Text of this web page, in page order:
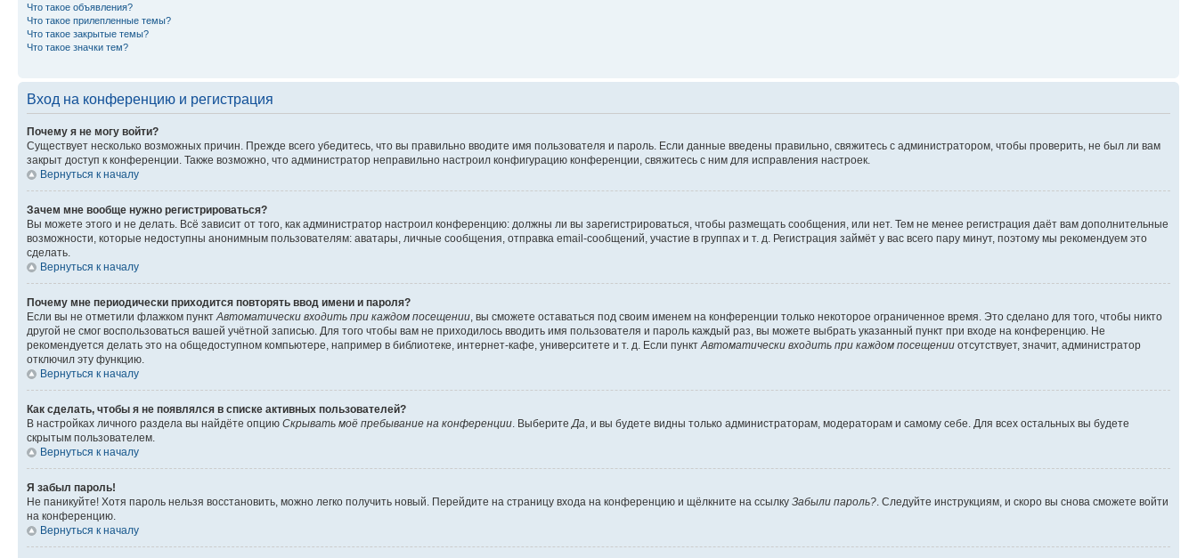
Что такое объявления?
Что такое прилепленные темы?
Что такое закрытые темы?
Что такое значки тем?
Вход на конференцию и регистрация
Почему я не могу войти?
Существует несколько возможных причин. Прежде всего убедитесь, что вы правильно вводите имя пользователя и пароль. Если данные введены правильно, свяжитесь с администратором, чтобы проверить, не был ли вам
закрыт доступ к конференции. Также возможно, что администратор неправильно настроил конфигурацию конференции, свяжитесь с ним для исправления настроек.
Вернуться к началу
Зачем мне вообще нужно регистрироваться?
Вы можете этого и не делать. Всё зависит от того, как администратор настроил конференцию: должны ли вы зарегистрироваться, чтобы размещать сообщения, или нет. Тем не менее регистрация даёт вам дополнительные
возможности, которые недоступны анонимным пользователям: аватары, личные сообщения, отправка email-сообщений, участие в группах и т. д. Регистрация займёт у вас всего пару минут, поэтому мы рекомендуем это
сделать.
Вернуться к началу
Почему мне периодически приходится повторять ввод имени и пароля?
Если вы не отметили флажком пункт Автоматически входить при каждом посещении , вы сможете оставаться под своим именем на конференции только некоторое ограниченное время. Это сделано для того, чтобы никто
другой не смог воспользоваться вашей учётной записью. Для того чтобы вам не приходилось вводить имя пользователя и пароль каждый раз, вы можете выбрать указанный пункт при входе на конференцию. Не
рекомендуется делать это на общедоступном компьютере, например в библиотеке, интернет-кафе, университете и т. д. Если пункт Автоматически входить при каждом посещении отсутствует, значит, администратор
отключил эту функцию.
Вернуться к началу
Как сделать, чтобы я не появлялся в списке активных пользователей?
В настройках личного раздела вы найдёте опцию Скрывать моё пребывание на конференции . Выберите Да , и вы будете видны только администраторам, модераторам и самому себе. Для всех остальных вы будете
скрытым пользователем.
Вернуться к началу
Я забыл пароль!
Не паникуйте! Хотя пароль нельзя восстановить, можно легко получить новый. Перейдите на страницу входа на конференцию и щёлкните на ссылку Забыли пароль? . Следуйте инструкциям, и скоро вы снова сможете войти
на конференцию.
Вернуться к началу